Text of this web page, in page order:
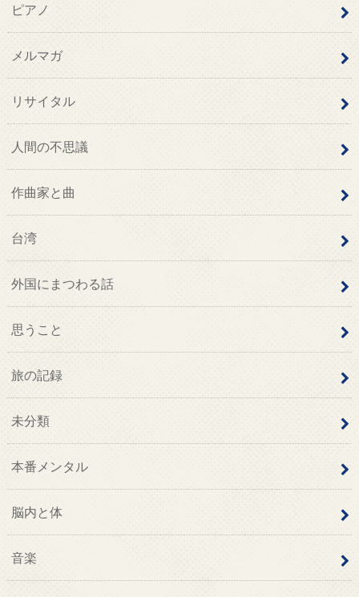
ピアノ
メルマガ
リサイタル
人間の不思議
作曲家と曲
台湾
外国にまつわる話
思うこと
旅の記録
未分類
本番メンタル
脳内と体
音楽